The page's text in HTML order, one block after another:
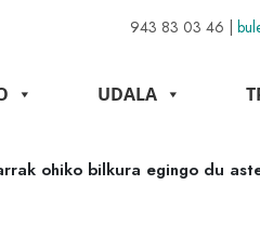
943 83 03 46 |
UDALA
ohiko bilkura egingo du